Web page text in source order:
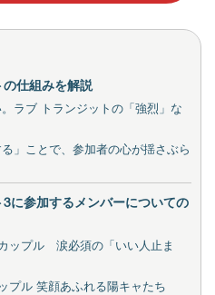
仕組みを解説
ラブ トランジットの「強烈」な
る」ことで、参加者の心が揺さぶら
に参加するメンバーについての
ップル 涙必須の「いい人止ま
プル 笑顔あふれる陽キャたち